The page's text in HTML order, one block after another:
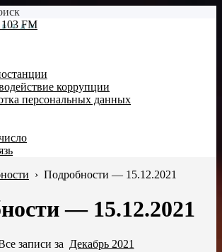
FM
коррупции
персональных данных
› Подробности — 15.12.2021
— 15.12.2021
записи за Декабрь 2021